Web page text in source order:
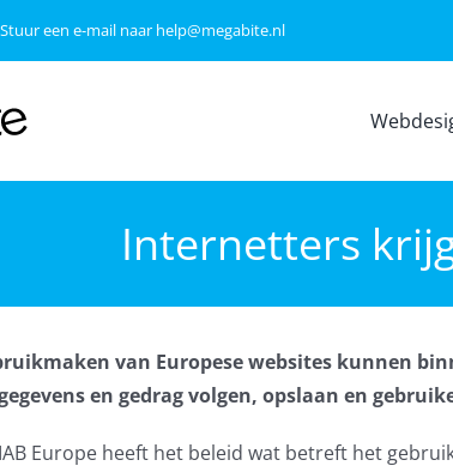
een e-mail naar help@megabite.nl
Internetters
van Europese websites kunnen
en gedrag volgen, opslaan en
Europe heeft het beleid wat betreft het